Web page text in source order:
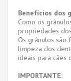
Benefícios dos
Como os
propriedades
Os grânulos são
limpeza dos
ideais para cães
IMPORTANTE: